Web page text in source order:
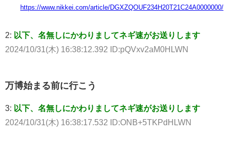
https://www.nikkei.com/article/DGXZQOUF234H20T21C24A0000000/
2: 以下、名無しにかわりましてネギ速がお送りします
2024/10/31(木) 16:38:12.392 ID:pQVxv2aM0HLWN
万博始まる前に行こう
3: 以下、名無しにかわりましてネギ速がお送りします
2024/10/31(木) 16:38:17.532 ID:ONB+5TKPdHLWN